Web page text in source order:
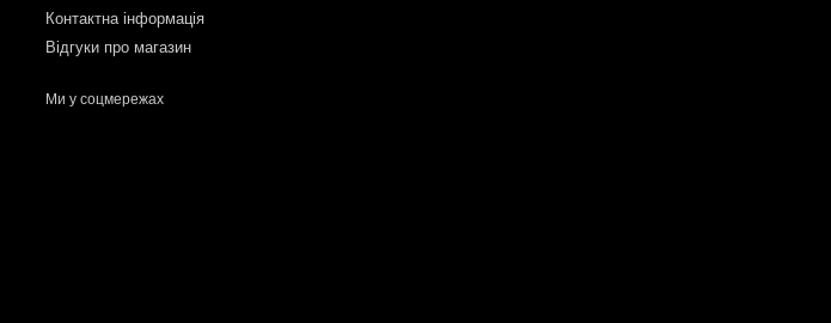
Контактна інформація
Відгуки про магазин
Ми у соцмережах